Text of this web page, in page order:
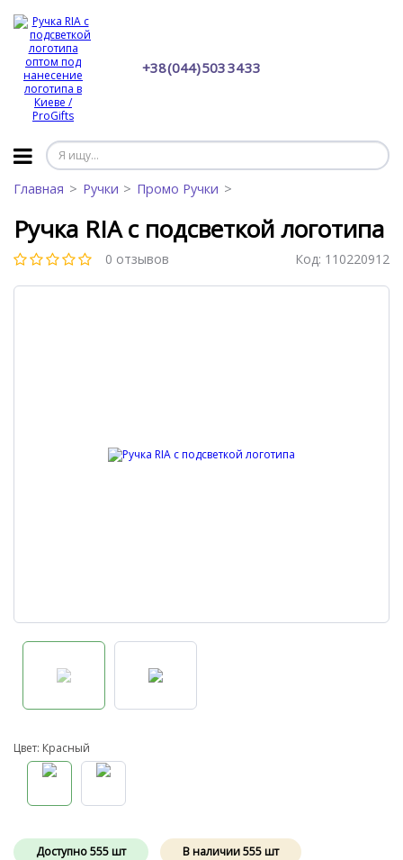
+38 (044) 503 34 33
Главная Ручки Промо Ручки
Ручка RIA с подсветкой логотипа
0 отзывов Код: 110220912
Цвет: Красный
Доступно555 шт В наличии555шт